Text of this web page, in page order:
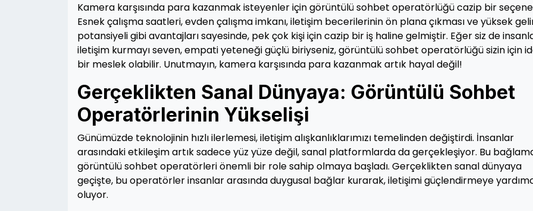
Kamera karşısında para kazanmak isteyenler için görüntülü sohbet operatörlüğü cazip bir
Esnek çalışma saatleri, evden çalışma imkanı, iletişim becerilerinin ön plana çıkması ve yüksek
potansiyeli gibi avantajları sayesinde, pek çok kişi için cazip bir iş haline gelmiştir. Eğer siz de
iletişim kurmayı seven, empati yeteneği güçlü biriyseniz, görüntülü sohbet operatörlüğü sizin için
bir meslek olabilir. Unutmayın, kamera karşısında para kazanmak artık hayal değil!
Gerçeklikten Sanal Dünyaya: Görüntülü Sohbet
Operatörlerinin Yükselişi
Günümüzde teknolojinin hızlı ilerlemesi, iletişim alışkanlıklarımızı temelinden değiştirdi. İnsanlar
arasındaki etkileşim artık sadece yüz yüze değil, sanal platformlarda da gerçekleşiyor. Bu
görüntülü sohbet operatörleri önemli bir role sahip olmaya başladı. Gerçeklikten sanal dünyaya
geçişte, bu operatörler insanlar arasında duygusal bağlar kurarak, iletişimi güçlendirmeye
oluyor.